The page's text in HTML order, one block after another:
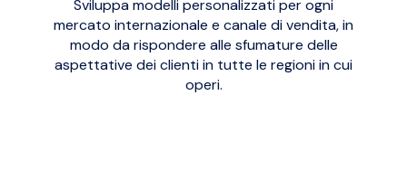
Sviluppa modelli personalizzati per ogni
mercato internazionale e canale di vendita, in
modo da rispondere alle sfumature delle
aspettative dei clienti in tutte le regioni in cui
operi.